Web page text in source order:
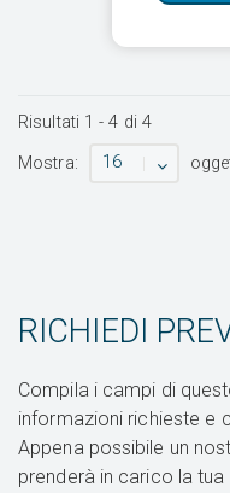
Risultati 1 -4 di 4
Mostra:
16
RICHIEDI
Compila i campi di
informazioni richieste e
Appena possibile un
prenderà in carico la tua